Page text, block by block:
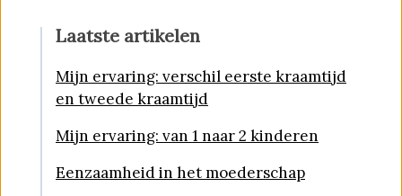
Laatste artikelen
Mijn ervaring: verschil eerste kraamtijd
en tweede kraamtijd
Mijn ervaring: van 1 naar 2 kinderen
Eenzaamheid in het moederschap